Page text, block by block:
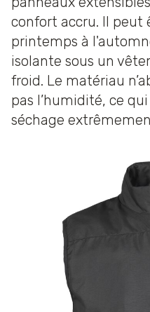
confort accru. Il peut
printemps à
isolante sous un
froid. Le matériau
pas l’humidité, ce
séchage